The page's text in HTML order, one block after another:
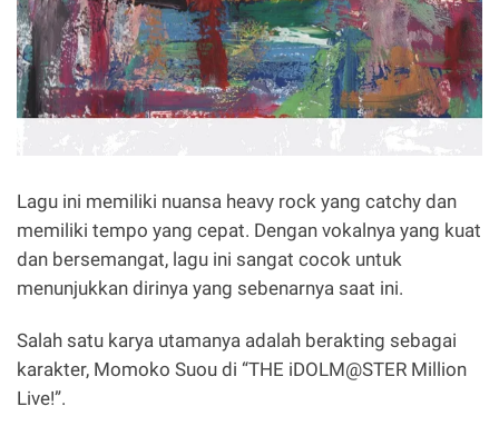
Lagu ini memiliki nuansa heavy rock yang catchy dan
memiliki tempo yang cepat. Dengan vokalnya yang kuat
dan bersemangat, lagu ini sangat cocok untuk
menunjukkan dirinya yang sebenarnya saat ini.
Salah satu karya utamanya adalah berakting sebagai
karakter, Momoko Suou di “THE iDOLM@STER Million
Live!”.